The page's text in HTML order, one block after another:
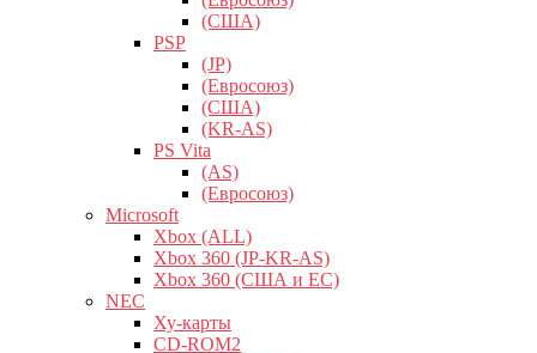
(США)
PSP
(JP)
(Евросоюз)
(США)
(KR-AS)
PS Vita
(AS)
(Евросоюз)
Microsoft
Xbox (ALL)
Xbox 360 (JP-KR-AS)
Xbox 360 (США и ЕС)
NEC
Ху-карты
CD-ROM2